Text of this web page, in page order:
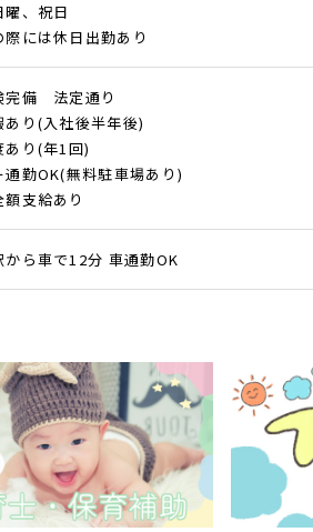
、祝日
には休日出勤あり
完備 法定通り
あり(入社後半年後)
あり(年1回)
通勤OK(無料駐車場あり)
支給あり
から車で12分 車通勤OK